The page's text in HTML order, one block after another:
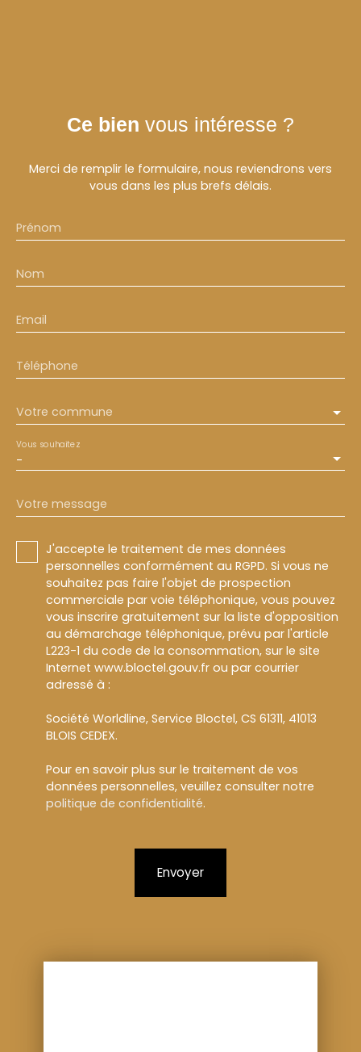
Ce bien vous intéresse ?
Merci de remplir le formulaire, nous reviendrons vers
vous dans les plus brefs délais.
Prénom
Nom
Email
Téléphone
Votre commune
-
Vous souhaitez
Votre message
J'accepte le traitement de mes données
personnelles conformément au RGPD. Si vous ne
souhaitez pas faire l'objet de prospection
commerciale par voie téléphonique, vous pouvez
vous inscrire gratuitement sur la liste d'opposition
au démarchage téléphonique, prévu par l'article
L223-1 du code de la consommation, sur le site
Internet www.bloctel.gouv.fr ou par courrier
adressé à :
Société Worldline, Service Bloctel, CS 61311, 41013
BLOIS CEDEX.
Pour en savoir plus sur le traitement de vos
données personnelles, veuillez consulter notre
politique de confidentialité.
Envoyer